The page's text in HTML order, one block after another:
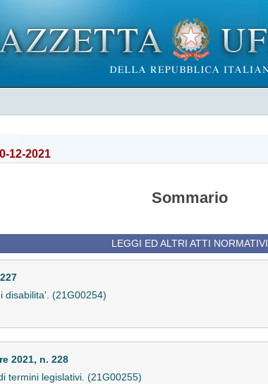
12-2021
Sommario
LEGGI ED ALTRI ATTI NORMATIVI
disabilita'. (21G00254)
2021, n. 228
termini legislativi. (21G00255)